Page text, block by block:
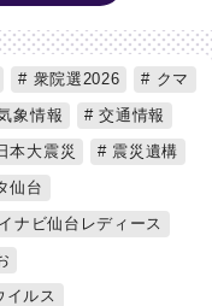
衆院選2026
クマ
象情報
交通情報
本大震災
震災遺構
仙台
ナビ仙台レディース
ルス